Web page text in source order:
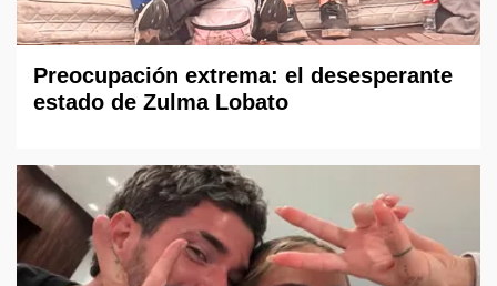
Preocupación extrema: el desesperante
estado de Zulma Lobato